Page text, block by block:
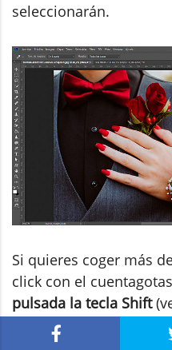
seleccionarán.
Si quieres coger más
click con el cuentagotas
pulsada la tecla Shift
cuentagotas aparece